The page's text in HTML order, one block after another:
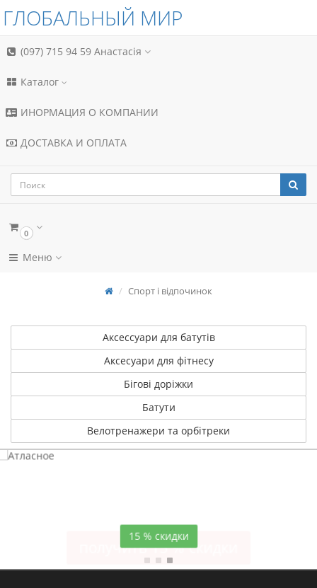
ГЛОБАЛЬНЫЙ МИР
(097) 715 94 59 Анастасія
Каталог
ИНОРМАЦИЯ О КОМПАНИИ
ДОСТАВКА И ОПЛАТА
0
Меню
Спорт і відпочинок
Аксессуари для батутів
Аксесуари для фітнесу
Бігові доріжки
Батути
Велотренажери та орбітреки
15 % скидки